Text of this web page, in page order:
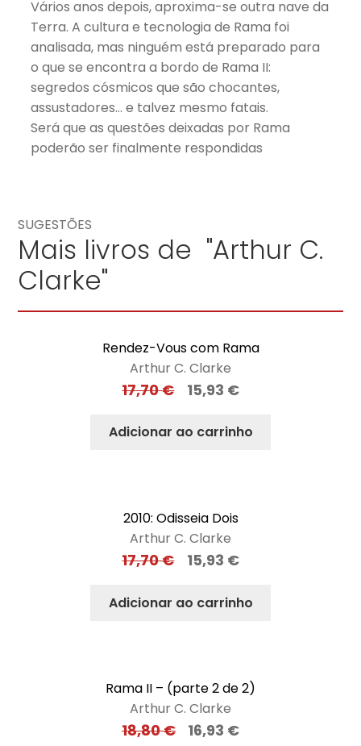
Vários anos depois, aproxima-se outra nave da
Terra. A cultura e tecnologia de Rama foi
analisada, mas ninguém está preparado para
o que se encontra a bordo de Rama II:
segredos cósmicos que são chocantes,
assustadores… e talvez mesmo fatais.
Será que as questões deixadas por Rama
poderão ser finalmente respondidas
SUGESTÕES
Mais livros de "Arthur C.
Clarke"
Rendez-Vous com Rama
Arthur C. Clarke
17,70€ 15,93 €
Adicionar ao carrinho
2010: Odisseia Dois
Arthur C. Clarke
17,70€ 15,93 €
Adicionar ao carrinho
Rama II – (parte 2 de 2)
Arthur C. Clarke
18,80€ 16,93 €